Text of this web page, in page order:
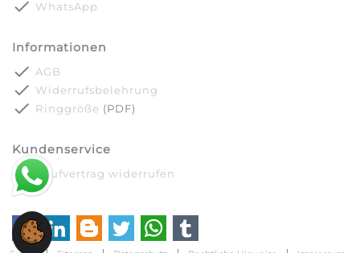
done WhatsApp
Informationen
done AGB
done Widerrufsbelehrung
done Ringgröße (PDF)
Kundenservice
done Kaufvertrag widerrufen